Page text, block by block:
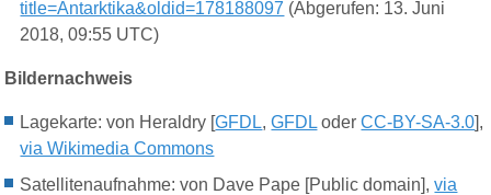
title=Antarktika&oldid=178188097 (Abgerufen: 13. Juni
2018, 09:55 UTC)
Bildernachweis
Lagekarte: von Heraldry [GFDL,GFDL oderCC-BY-SA-3.0],
via Wikimedia Commons
Satellitenaufnahme: von Dave Pape [Public domain],via